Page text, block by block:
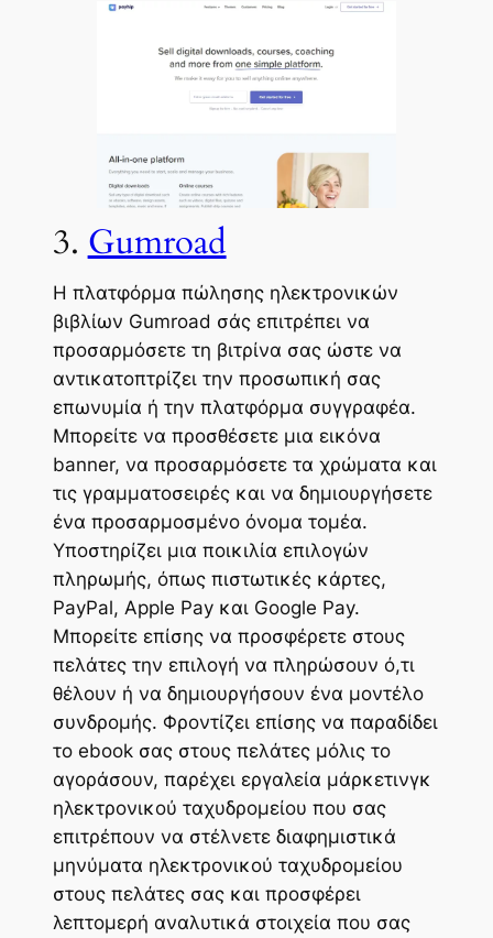
3. Gumroad
Η πλατφόρμα πώλησης ηλεκτρονικών
βιβλίων Gumroad σάς επιτρέπει να
προσαρμόσετε τη βιτρίνα σας ώστε να
αντικατοπτρίζει την προσωπική σας
επωνυμία ή την πλατφόρμα συγγραφέα.
Μπορείτε να προσθέσετε μια εικόνα
banner, να προσαρμόσετε τα χρώματα και
τις γραμματοσειρές και να δημιουργήσετε
ένα προσαρμοσμένο όνομα τομέα.
Υποστηρίζει μια ποικιλία επιλογών
πληρωμής, όπως πιστωτικές κάρτες,
PayPal, Apple Pay και Google Pay.
Μπορείτε επίσης να προσφέρετε στους
πελάτες την επιλογή να πληρώσουν ό,τι
θέλουν ή να δημιουργήσουν ένα μοντέλο
συνδρομής. Φροντίζει επίσης να παραδίδει
το ebook σας στους πελάτες μόλις το
αγοράσουν, παρέχει εργαλεία μάρκετινγκ
ηλεκτρονικού ταχυδρομείου που σας
επιτρέπουν να στέλνετε διαφημιστικά
μηνύματα ηλεκτρονικού ταχυδρομείου
στους πελάτες σας και προσφέρει
λεπτομερή αναλυτικά στοιχεία που σας